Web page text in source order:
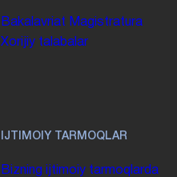
Bakalavriat Magistratura
Xorijiy talabalar
IJTIMOIY TARMOQLAR
Bizning ijtimoiy tarmoqlarda